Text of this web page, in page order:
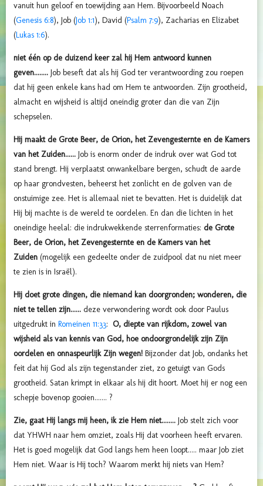
vanuit hun geloof en toewijding aan Hem. Bijvoorbeeld Noach
(Genesis 6:8), Job (Job 1:1), David (Psalm 7:9), Zacharias en Elizabet
(Lukas 1:6).
niet één op de duizend keer zal hij Hem antwoord kunnen
geven........ Job beseft dat als hij God ter verantwoording zou roepen
dat hij geen enkele kans had om Hem te antwoorden. Zijn grootheid,
almacht en wijsheid is altijd oneindig groter dan die van Zijn
schepselen.
Hij maakt de Grote Beer, de Orion, het Zevengesternte en de Kamers
van het Zuiden...... Job is enorm onder de indruk over wat God tot
stand brengt. Hij verplaatst onwankelbare bergen, schudt de aarde
op haar grondvesten, beheerst het zonlicht en de golven van de
onstuimige zee. Het is allemaal niet te bevatten. Het is duidelijk dat
Hij bij machte is de wereld te oordelen. En dan die lichten in het
oneindige heelal: die indrukwekkende sterrenformaties: de Grote
Beer, de Orion, het Zevengesternte en de Kamers van het
Zuiden (mogelijk een gedeelte onder de zuidpool dat nu niet meer
te zien is in Israël).
Hij doet grote dingen, die niemand kan doorgronden; wonderen, die
niet te tellen zijn...... deze verwondering wordt ook door Paulus
uitgedrukt in Romeinen 11:33: O, diepte van rijkdom, zowel van
wijsheid als van kennis van God, hoe ondoorgrondelijk zijn Zijn
oordelen en onnaspeurlijk Zijn wegen! Bijzonder dat Job, ondanks het
feit dat hij God als zijn tegenstander ziet, zo getuigt van Gods
grootheid. Satan krimpt in elkaar als hij dit hoort. Moet hij er nog een
schepje bovenop gooien....... ?
Zie, gaat Hij langs mij heen, ik zie Hem niet........ Job stelt zich voor
dat YHWH naar hem omziet, zoals Hij dat voorheen heeft ervaren.
Het is goed mogelijk dat God langs hem heen loopt..... maar Job ziet
Hem niet. Waar is Hij toch? Waarom merkt hij niets van Hem?